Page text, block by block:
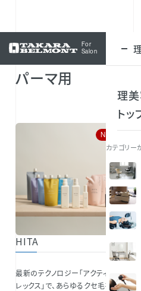
For
Salon
理
トッ
カテゴリー
パーマ用
NEW
HITA
最新のテクノロジー「アクティブプ
レックス」で、あらゆるクセ毛を、思